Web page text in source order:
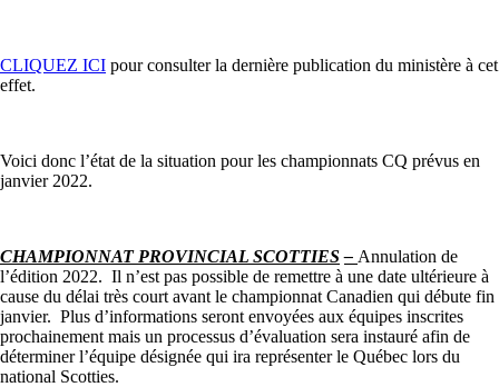
CLIQUEZ ICI pour consulter la dernière publication du ministère à cet
effet.
Voici donc l’état de la situation pour les championnats CQ prévus en
janvier 2022.
CHAMPIONNAT PROVINCIAL SCOTTIES – Annulation de
l’édition 2022. Il n’est pas possible de remettre à une date ultérieure à
cause du délai très court avant le championnat Canadien qui débute fin
janvier. Plus d’informations seront envoyées aux équipes inscrites
prochainement mais un processus d’évaluation sera instauré afin de
déterminer l’équipe désignée qui ira représenter le Québec lors du
national Scotties.